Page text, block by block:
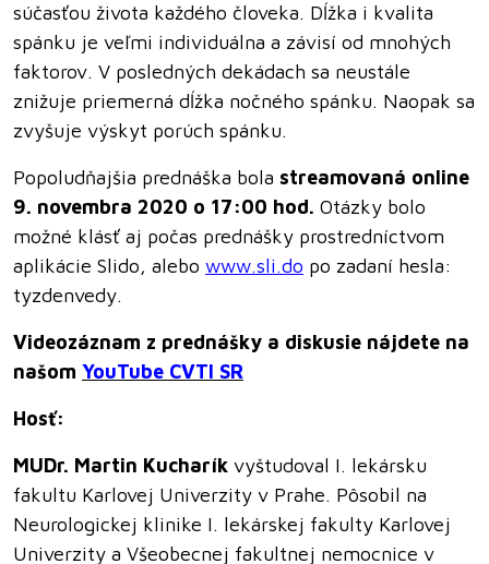
súčasťou života každého človeka. Dĺžka i kvalita
spánku je veľmi individuálna a závisí od mnohých
faktorov. V posledných dekádach sa neustále
znižuje priemerná dĺžka nočného spánku. Naopak sa
zvyšuje výskyt porúch spánku.
Popoludňajšia prednáška bola streamovaná online
9. novembra 2020 o 17:00 hod. Otázky bolo
možné klásť aj počas prednášky prostredníctvom
aplikácie Slido, alebo www.sli.do po zadaní hesla:
tyzdenvedy.
Videozáznam z prednášky a diskusie nájdete na
našom YouTube CVTI SR
Hosť:
MUDr. Martin Kucharík vyštudoval I. lekársku
fakultu Karlovej Univerzity v Prahe. Pôsobil na
Neurologickej klinike I. lekárskej fakulty Karlovej
Univerzity a Všeobecnej fakultnej nemocnice v